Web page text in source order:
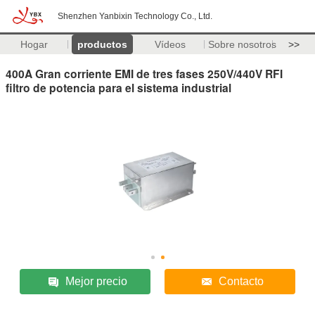
Shenzhen Yanbixin Technology Co., Ltd.
Hogar productos Vídeos Sobre nosotros >>
400A Gran corriente EMI de tres fases 250V/440V RFI
filtro de potencia para el sistema industrial
Mejor precio Contacto